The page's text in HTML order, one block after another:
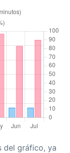
del gráfico, ya